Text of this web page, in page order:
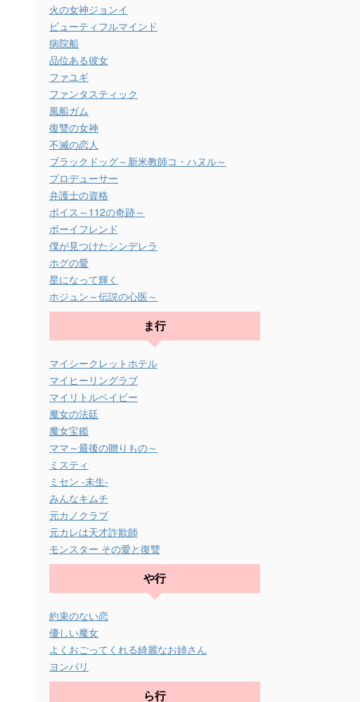
火の女神ジョンイ
ビューティフルマインド
病院船
品位ある彼女
ファユギ
ファンタスティック
風船ガム
復讐の女神
不滅の恋人
ブラックドッグ～新米教師コ・ハヌル～
プロデューサー
弁護士の資格
ボイス～112の奇跡～
ボーイフレンド
僕が見つけたシンデレラ
ホグの愛
星になって輝く
ホジュン～伝説の心医～
ま行
マイシークレットホテル
マイヒーリングラブ
マイリトルベイビー
魔女の法廷
魔女宝鑑
ママ～最後の贈りもの～
ミスティ
ミセン -未生-
みんなキムチ
元カノクラブ
元カレは天才詐欺師
モンスター その愛と復讐
や行
約束のない恋
優しい魔女
よくおごってくれる綺麗なお姉さん
ヨンパリ
ら行